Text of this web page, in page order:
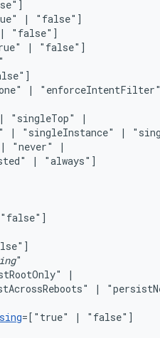
|
|
|
| "enforceIntentFilter"
| "singleTop"
| "singleInstance" |
| "never"
|
"
|
|
=["true" |